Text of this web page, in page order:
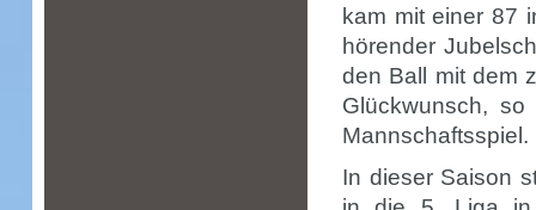
kam mit einer 87
hörender
den Ball mit dem
Glückwunsch,
Mannschaftsspiel.
In dieser Saison